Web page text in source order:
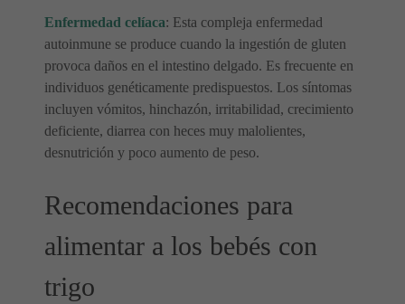
Enfermedad celíaca: Esta compleja enfermedad
autoinmune se produce cuando la ingestión de gluten
provoca daños en el intestino delgado. Es frecuente en
individuos genéticamente predispuestos. Los síntomas
incluyen vómitos, hinchazón, irritabilidad, crecimiento
deficiente, diarrea con heces muy malolientes,
desnutrición y poco aumento de peso.
Recomendaciones para
alimentar a los bebés con
trigo